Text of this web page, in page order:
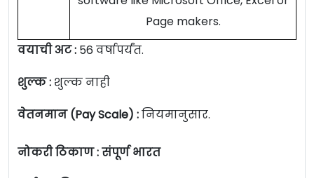
Page makers.
वयाची अट : 56 वर्षापर्यंत.
शुल्क : शुल्क नाही
वेतनमान (Pay Scale) :नियमानुसार.
नोकरी ठिकाण : संपूर्ण भारत